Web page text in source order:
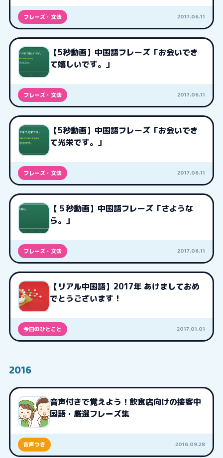
フレーズ・文法 2017.06.11
【5秒動画】中国語フレーズ「お会いでき
て嬉しいです。」
フレーズ・文法 2017.06.11
【5秒動画】中国語フレーズ「お会いでき
て光栄です。」
フレーズ・文法 2017.06.11
【５秒動画】中国語フレーズ「さような
ら。」
フレーズ・文法 2017.06.11
【リアル中国語】2017年 あけましておめ
でとうございます！
今日のひとこと 2017.01.01
2016
音声付きで覚えよう！飲食店向けの接客中
国語・厳選フレーズ集
音声つき 2016.09.28